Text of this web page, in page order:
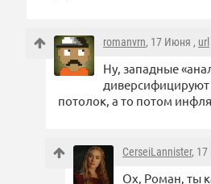
romanvrn, 17 Июня , url
Ну, западные
потолок, а то потом
CerseiLannister,
Ох, Роман, ты